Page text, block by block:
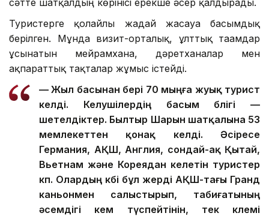
Туристерге қолайлы жағдай жасауға басымдық
берілген. Мұнда визит-орталық, ұлттық тағамдар
ұсынатын мейрамхана, дәретханалар мен
ақпараттық тақталар жұмыс істейді.
— Жыл басынан бері 70 мыңға жуық турист
келді. Келушілердің басым бөлігі —
шетелдіктер. Былтыр Шарын шатқалына 53
мемлекеттен қонақ келді. Әсіресе
Германия, АҚШ, Англия, сондай-ақ Қытай,
Вьетнам және Кореядан келетін туристер
көп. Олардың көбі бұл жерді АҚШ-тағы Гранд
каньонмен салыстырып, табиғатының
әсемдігі кем түспейтінін, тек көлемі